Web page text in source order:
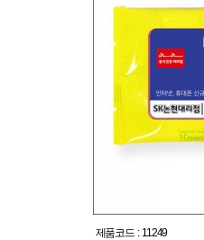
제품코드 : 11249